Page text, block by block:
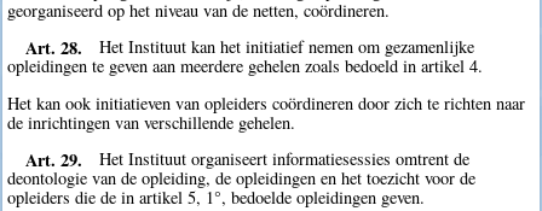
georganiseerd op het niveau van de netten, coördineren.
Art. 28.
Het Instituut kan het initiatief nemen om gezamenlijke
opleidingen te geven aan meerdere gehelen zoals bedoeld in artikel 4.
Het kan ook initiatieven van opleiders coördineren door zich te richten naar
de inrichtingen van verschillende gehelen.
Art. 29.
Het Instituut organiseert informatiesessies omtrent de
deontologie van de opleiding, de opleidingen en het toezicht voor de
opleiders die de in artikel 5, 1°, bedoelde opleidingen geven.